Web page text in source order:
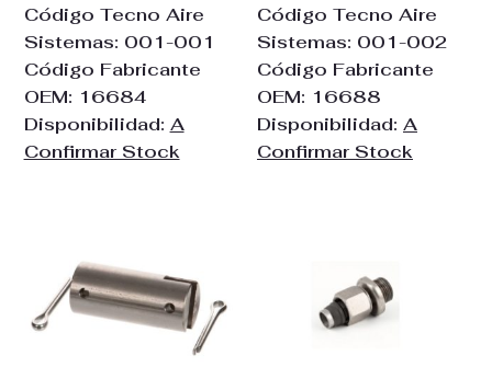
Valorado
con
0
de
5
Código Tecno Aire
Sistemas: 001-001
Código Fabricante
OEM: 16684
Disponibilidad: A
Confirmar Stock
Valorado
con
0
de
5
Código Tecno Aire
Sistemas: 001-002
Código Fabricante
OEM: 16688
Disponibilidad: A
Confirmar Stock